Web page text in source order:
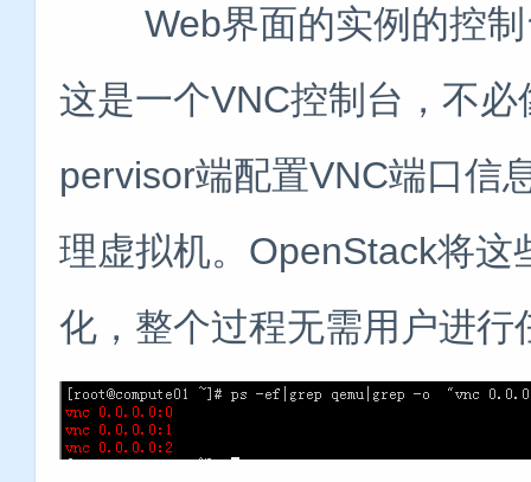
Web界面的实例的控制
这是一个VNC控制台，不
pervisor端配置VNC端口信
理虚拟机。OpenStack将
化，整个过程无需用户进行